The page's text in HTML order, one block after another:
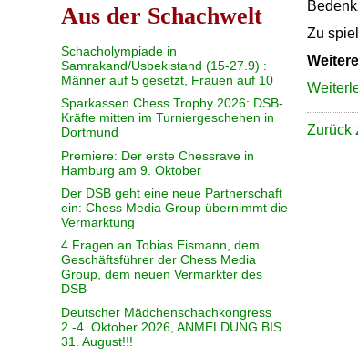
Zu
Zurück
Aus der Schachwelt
Schacholympiade in
Samrakand/Usbekistand (15-27.9) :
Männer auf 5 gesetzt, Frauen auf 10
Sparkassen Chess Trophy 2026: DSB-
Kräfte mitten im Turniergeschehen in
Dortmund
Premiere: Der erste Chessrave in
Hamburg am 9. Oktober
Der DSB geht eine neue Partnerschaft
ein: Chess Media Group übernimmt die
Vermarktung
4 Fragen an Tobias Eismann, dem
Geschäftsführer der Chess Media
Group, dem neuen Vermarkter des
DSB
Deutscher Mädchenschachkongress
2.-4. Oktober 2026, ANMELDUNG BIS
31. August!!!